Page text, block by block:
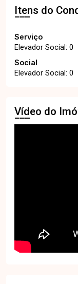
Itens do
Serviço
Elevador Social: 0
Social
Elevador Social: 0
Vídeo do